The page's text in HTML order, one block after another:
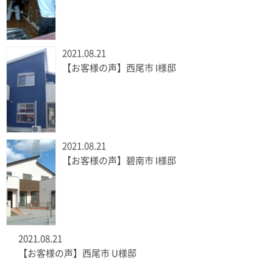
2021.08.21
【お客様の声】西尾市 I様邸
2021.08.21
【お客様の声】碧南市 I様邸
2021.08.21
【お客様の声】西尾市 U様邸